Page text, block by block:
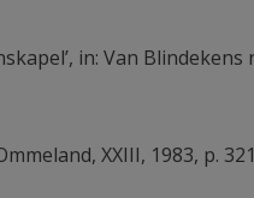
in: Van Blindekens
XXIII, 1983, p.